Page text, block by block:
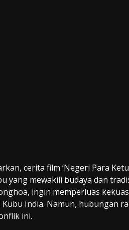
cerita film ‘Negeri Para
yang mewakili budaya dan
ingin memperluas
India. Namun, hubungan
ini.